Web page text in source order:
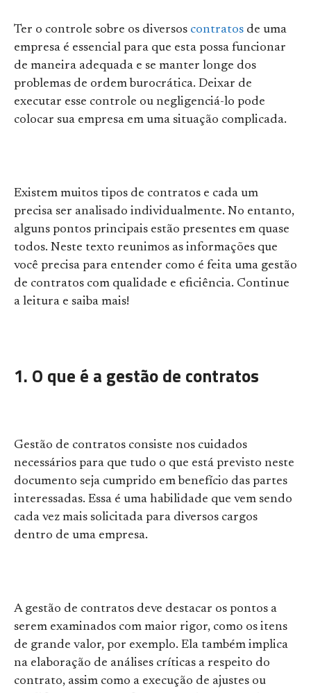
Ter o controle sobre os diversos contratos de uma
empresa é essencial para que esta possa funcionar
de maneira adequada e se manter longe dos
problemas de ordem burocrática. Deixar de
executar esse controle ou negligenciá-lo pode
colocar sua empresa em uma situação complicada.
Existem muitos tipos de contratos e cada um
precisa ser analisado individualmente. No entanto,
alguns pontos principais estão presentes em quase
todos. Neste texto reunimos as informações que
você precisa para entender como é feita uma gestão
de contratos com qualidade e eficiência. Continue
a leitura e saiba mais!
1. O que é a gestão de contratos
Gestão de contratos consiste nos cuidados
necessários para que tudo o que está previsto neste
documento seja cumprido em benefício das partes
interessadas. Essa é uma habilidade que vem sendo
cada vez mais solicitada para diversos cargos
dentro de uma empresa.
A gestão de contratos deve destacar os pontos a
serem examinados com maior rigor, como os itens
de grande valor, por exemplo. Ela também implica
na elaboração de análises críticas a respeito do
contrato, assim como a execução de ajustes ou